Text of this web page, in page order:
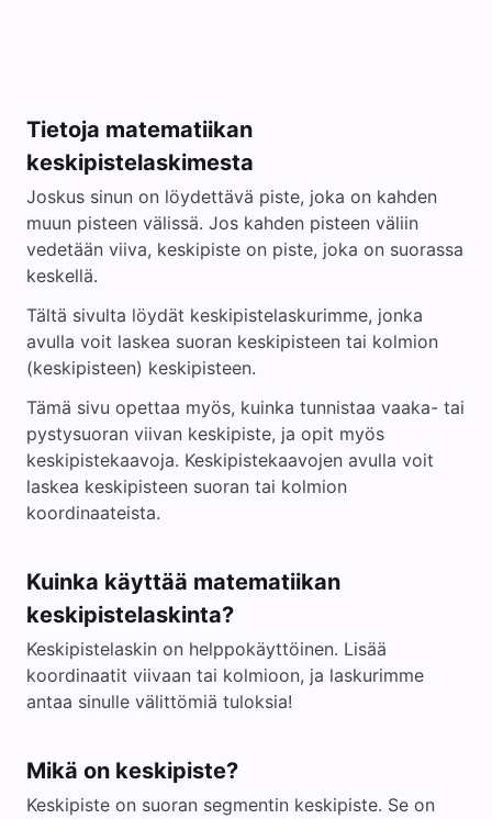
Tietoja matematiikan
keskipistelaskimesta
Joskus sinun on löydettävä piste, joka on kahden
muun pisteen välissä. Jos kahden pisteen väliin
vedetään viiva, keskipiste on piste, joka on suorassa
keskellä.
Tältä sivulta löydät keskipistelaskurimme, jonka
avulla voit laskea suoran keskipisteen tai kolmion
(keskipisteen) keskipisteen.
Tämä sivu opettaa myös, kuinka tunnistaa vaaka- tai
pystysuoran viivan keskipiste, ja opit myös
keskipistekaavoja. Keskipistekaavojen avulla voit
laskea keskipisteen suoran tai kolmion
koordinaateista.
Kuinka käyttää matematiikan
keskipistelaskinta?
Keskipistelaskin on helppokäyttöinen. Lisää
koordinaatit viivaan tai kolmioon, ja laskurimme
antaa sinulle välittömiä tuloksia!
Mikä on keskipiste?
Keskipiste on suoran segmentin keskipiste. Se on